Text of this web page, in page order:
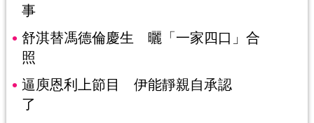
事
舒淇替馮德倫慶生 曬「一家四口」合
照
逼庾恩利上節目 伊能靜親自承認
了